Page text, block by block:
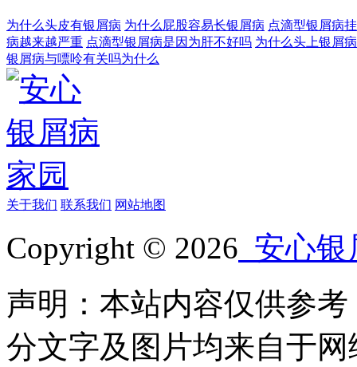
为什么头皮有银屑病 为什么屁股容易长银屑病 点滴型银屑病
病越来越严重 点滴型银屑病是因为肝不好吗 为什么头上银屑
银屑病与嘌呤有关吗为什么
关于我们 联系我们 网站地图
Copyright © 2026 安心银
声明：本站内容仅供参
分文字及图片均来自于